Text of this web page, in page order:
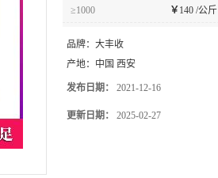
≥1000 ￥ 140 /公斤
品牌： 大丰收
产地： 中国 西安
发布日期： 2021-12-16
更新日期： 2025-02-27